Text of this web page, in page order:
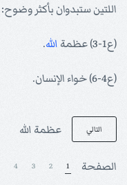
اللتين ستبدوان بأكثر وضوح:
(ع1-3) عظمة الله.
(ع4-6) خواء الإنسان.
التالي عظمة الله
الصفحة 1
2
3
4